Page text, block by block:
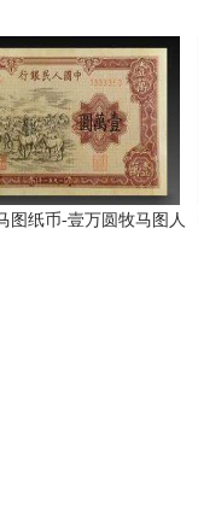
图纸币-壹万圆牧马图人